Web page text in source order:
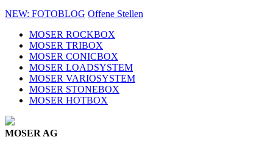
NEW: FOTOBLOG Offene Stellen
MOSER ROCKBOX
MOSER TRIBOX
MOSER CONICBOX
MOSER LOADSYSTEM
MOSER VARIOSYSTEM
MOSER STONEBOX
MOSER HOTBOX
MOSER AG